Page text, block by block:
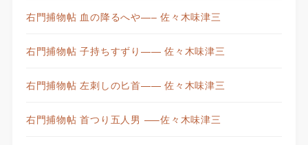
右門捕物帖 血の降るへや—– 佐々木味津三
右門捕物帖 子持ちすずり—— 佐々木味津三
右門捕物帖 左刺しの匕首—— 佐々木味津三
右門捕物帖 首つり五人男 —–佐々木味津三